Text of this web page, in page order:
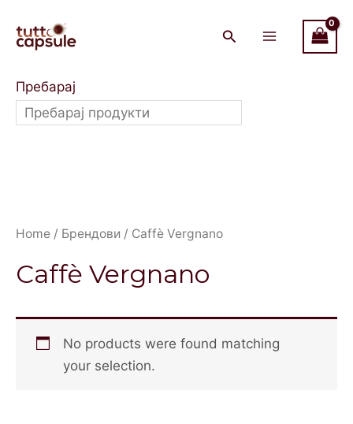
content
Main
Menu
Пребарај
Home / Брендови / Caffè Vergnano
Caffè Vergnano
No products were found matching
your selection.